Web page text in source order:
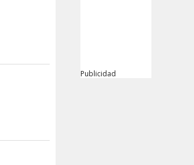
Publicidad